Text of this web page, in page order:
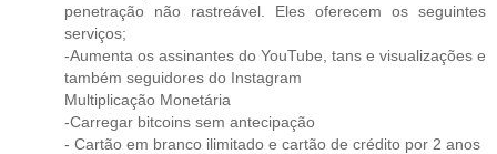
penetração não rastreável. Eles oferecem os seguintes
serviços;
-Aumenta os assinantes do YouTube, tans e visualizações e
também seguidores do Instagram
Multiplicação Monetária
-Carregar bitcoins sem antecipação
- Cartão em branco ilimitado e cartão de crédito por 2 anos